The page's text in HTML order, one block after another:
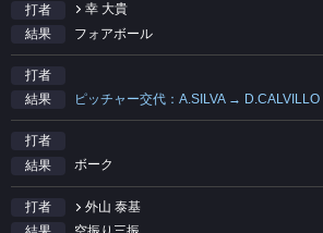
打者
幸 大貴
結果
フォアボール
打者
結果
ピッチャー交代：A.SILVA → D.CALVILLO
打者
結果
ボーク
打者
外山 泰基